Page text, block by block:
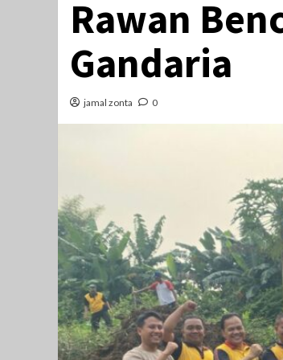
Rawan
Gandaria
jamal zonta 0